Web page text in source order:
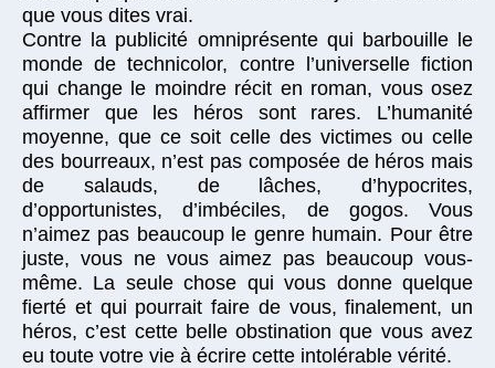
que vous dites vrai.
Contre la publicité omniprésente qui barbouille le
monde de technicolor, contre l’universelle fiction
qui change le moindre récit en roman, vous osez
affirmer que les héros sont rares. L’humanité
moyenne, que ce soit celle des victimes ou celle
des bourreaux, n’est pas composée de héros mais
de salauds, de lâches, d’hypocrites,
d’opportunistes, d’imbéciles, de gogos. Vous
n’aimez pas beaucoup le genre humain. Pour être
juste, vous ne vous aimez pas beaucoup vous-
même. La seule chose qui vous donne quelque
fierté et qui pourrait faire de vous, finalement, un
héros, c’est cette belle obstination que vous avez
eu toute votre vie à écrire cette intolérable vérité.